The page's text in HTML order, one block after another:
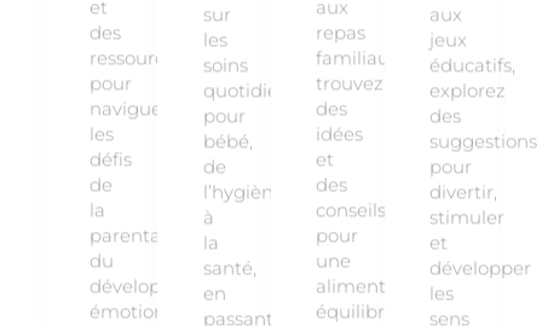
et
des
ressources
pour
naviguer
les
défis
de
la
parentalité,
du
développement
émotionnel
sur
les
soins
quotidiens
pour
bébé,
de
l’hygiène
à
la
santé,
en
passant
aux
repas
familiaux,
trouvez
des
idées
et
des
conseils
pour
une
alimentation
équilibrée
aux
jeux
éducatifs,
explorez
des
suggestions
pour
divertir,
stimuler
et
développer
les
sens